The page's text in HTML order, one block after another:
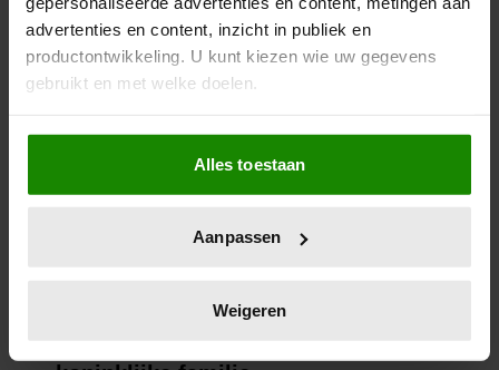
advertenties en content, inzicht in publiek en
productontwikkeling. U kunt kiezen wie uw gegevens
gebruikt en met welke doelen.
Als u het toestaat, willen we ook graag:
Informatie verzamelen over uw geografische
locatie, die tot een paar meter nauwkeurig kan zijn
scannen op specifieke eigenschappen (fingerprinting)
verwerkt en stel uw voorkeuren in het
intrekken in de Cookieverklaring.
Alles toestaan
Aanpassen
Weigeren